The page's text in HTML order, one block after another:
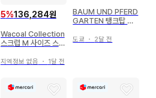
5%136,284원
Wacoal Collection
스크럽 M 사이즈 스트
지역정보 없음 ・ 1달 전
BAUM UND PFERD
GARTEN 탱크탑 숏
도쿄 ・ 2달 전